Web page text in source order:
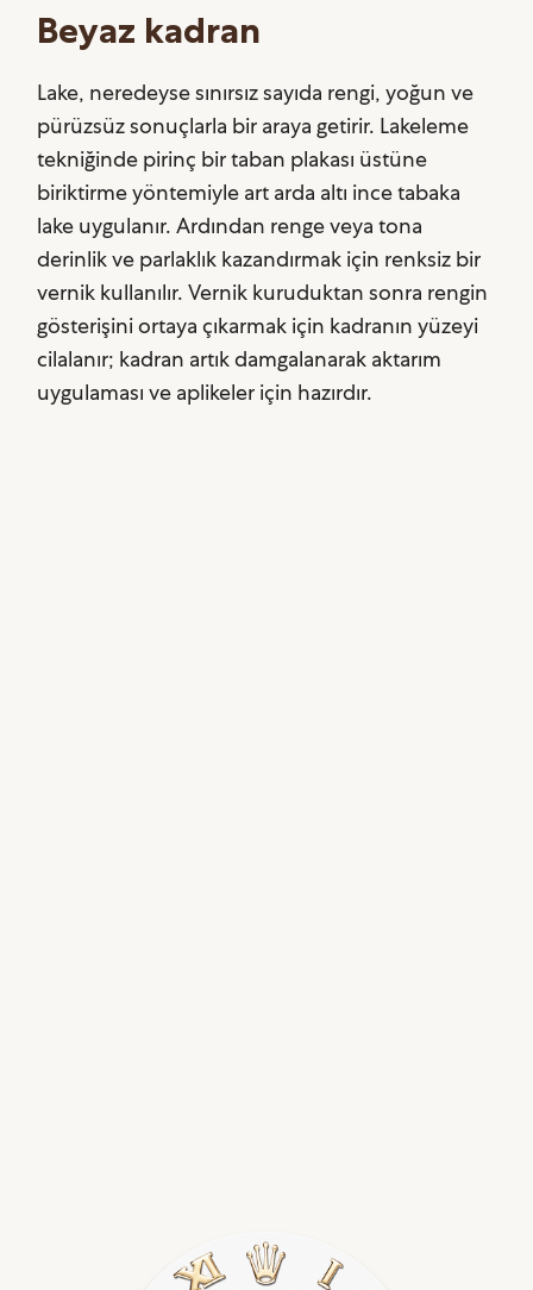
Beyaz kadran
Lake, neredeyse sınırsız sayıda rengi, yoğun ve
pürüzsüz sonuçlarla bir araya getirir. Lakeleme
tekniğinde pirinç bir taban plakası üstüne
biriktirme yöntemiyle art arda altı ince tabaka
lake uygulanır. Ardından renge veya tona
derinlik ve parlaklık kazandırmak için renksiz bir
vernik kullanılır. Vernik kuruduktan sonra rengin
gösterişini ortaya çıkarmak için kadranın yüzeyi
cilalanır; kadran artık damgalanarak aktarım
uygulaması ve aplikeler için hazırdır.